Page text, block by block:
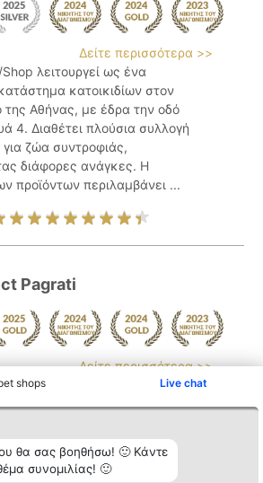
shops Live chat
θα σας βοηθήσω! 🙂 Κάντε
συνομιλίας! 🙂
Δείτε περισσότερα >>
λειτουργεί ως ένα
κατοικιδίων στον
Αθήνας, με έδρα την οδό
4. Διαθέτει πλούσια συλλογή
ζώα συντροφιάς,
διάφορες ανάγκες. Η
προϊόντων περιλαμβάνει ...
Pagrati
Δείτε περισσότερα >>
Pagrati βρίσκεται στη
της Αθήνας και
τα κατοικίδια. Η εταιρεία
υπηρεσίες ενός
καταστήματος για ζώα